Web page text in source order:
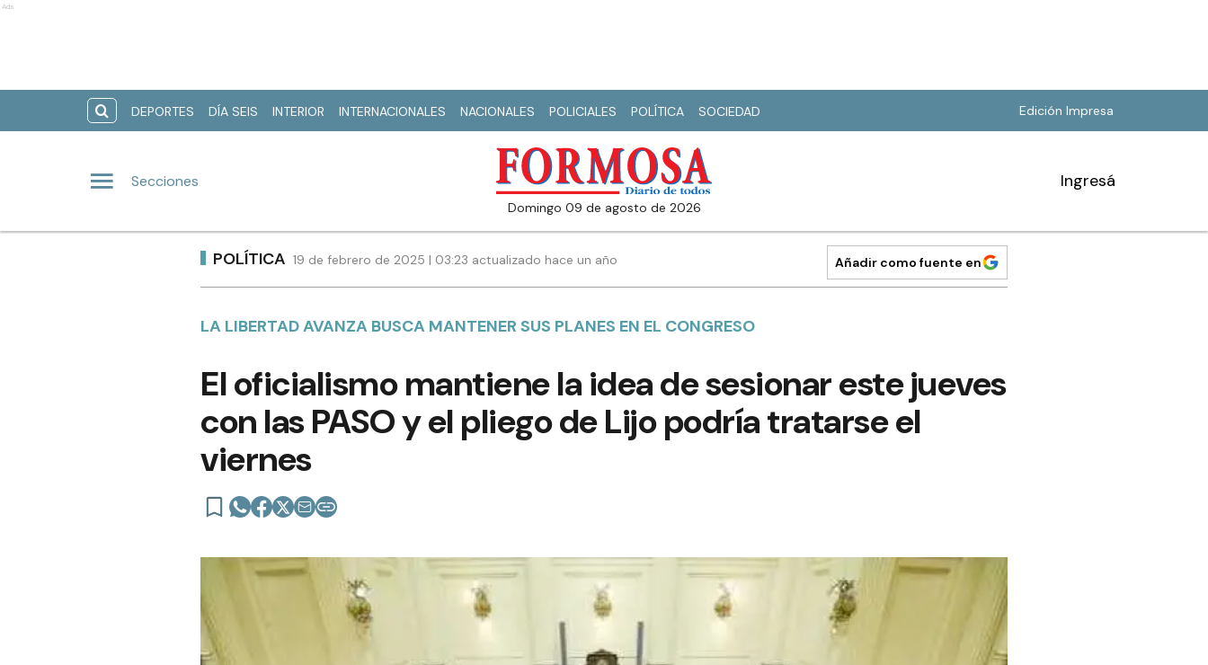
Ads
DEPORTES DÍA SEIS INTERIOR INTERNACIONALES NACIONALES POLICIALES POLÍTICA SOCIEDAD Edición Impresa
Secciones
domingo 09 de agosto de 2026
Ingresá
POLÍTICA 19 de febrero de 2025 | 03:23 actualizado hace un año Añadir como fuente en
LA LIBERTAD AVANZA BUSCA MANTENER SUS PLANES EN EL CONGRESO
El oficialismo mantiene la idea de sesionar este jueves
con las PASO y el pliego de Lijo podría tratarse el
viernes